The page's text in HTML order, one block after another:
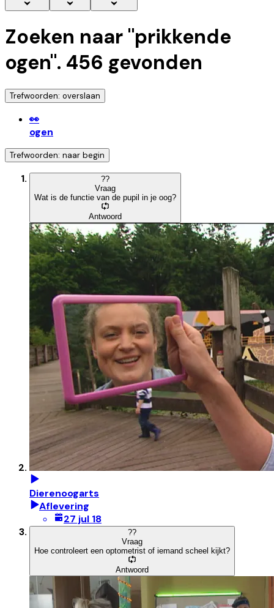
Zoeken naar "prikkende
ogen". 456 gevonden
Trefwoorden: overslaan
👀
ogen
Trefwoorden: naar begin
??
Vraag
Wat is de functie van de pupil in je oog?
Antwoord
Dierenoogarts
Aflevering
27 jul 18
??
Vraag
Hoe controleert een optometrist of iemand scheel kijkt?
Antwoord